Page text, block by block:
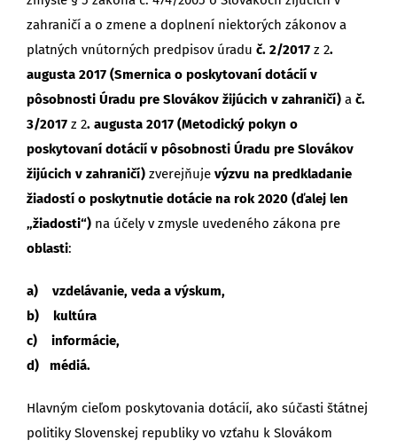
zahraničí a o zmene a doplnení niektorých zákonov a
platných vnútorných predpisov úradu č. 2/2017 z 2.
augusta 2017 (Smernica о poskytovaní dotácií v
pôsobnosti Úradu pre Slovákov žijúcich v zahraničí) a č.
3/2017 z 2. augusta 2017 (Metodický pokyn o
poskytovaní dotácií v pôsobnosti Úradu pre Slovákov
žijúcich v zahraničí) zverejňuje výzvu na predkladanie
žiadostí o poskytnutie dotácie na rok 2020 (ďalej len
„žiadosti“) na účely v zmysle uvedeného zákona pre
oblasti:
a) vzdelávanie, veda a výskum,
b) kultúra
c) informácie,
d) médiá.
Hlavným cieľom poskytovania dotácií, ako súčasti štátnej
politiky Slovenskej republiky vo vzťahu k Slovákom